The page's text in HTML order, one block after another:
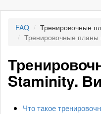
FAQ
Тренировочные
Тренировочные
Staminity.
Что такое